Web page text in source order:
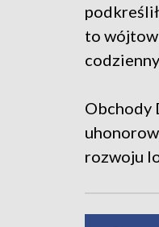
to
Obchody
rozwoju